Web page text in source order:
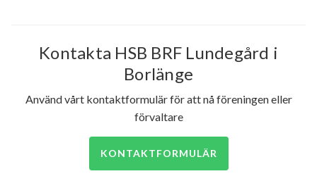
Kontakta HSB BRF Lundegård i
Borlänge
Använd vårt kontaktformulär för att nå föreningen eller
förvaltare
KONTAKTFORMULÄR